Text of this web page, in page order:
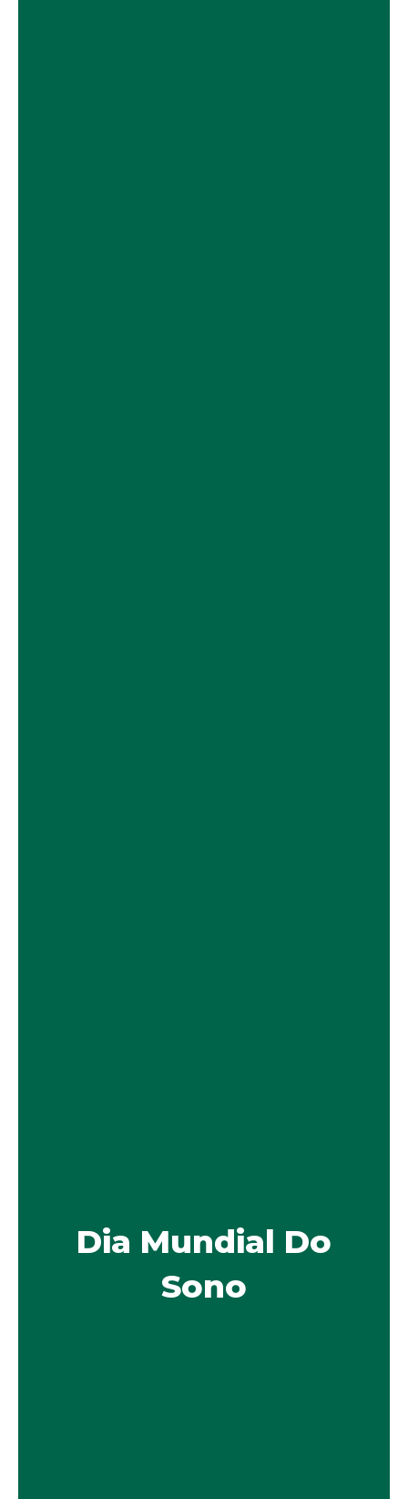
Dia Mundial Do
Sono